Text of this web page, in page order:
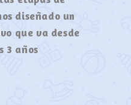
diseñado un
que va desde
3 años